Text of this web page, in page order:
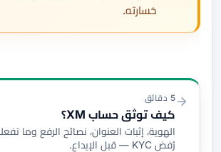
خسارته.
التوثيق والتمويل
5 دقائق
كيف توثق حساب XM؟
الهوية، إثبات العنوان، نصائح الرفع وما
رُفض KYC — قبل الإيداع.